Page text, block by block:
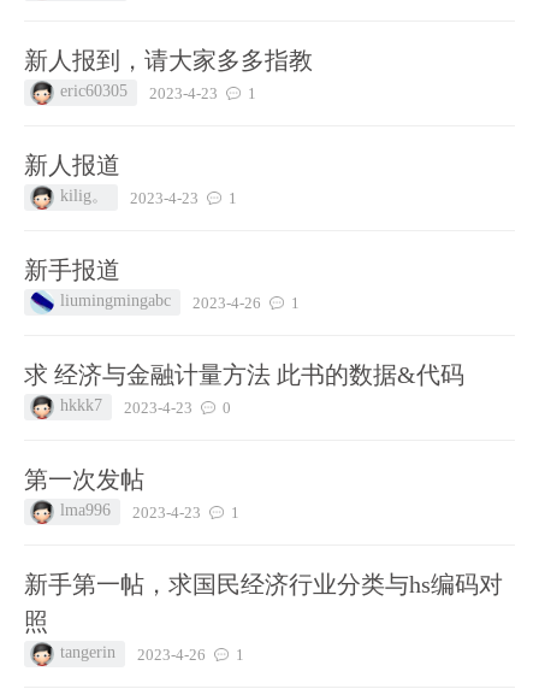
新人报到，请大家多多指教
eric60305 2023-4-23 1
新人报道
kilig。 2023-4-23 1
新手报道
liumingmingabc 2023-4-26 1
求 经济与金融计量方法 此书的数据&代码
hkkk7 2023-4-23 0
第一次发帖
lma996 2023-4-23 1
新手第一帖，求国民经济行业分类与hs编码对
照
tangerin 2023-4-26 1